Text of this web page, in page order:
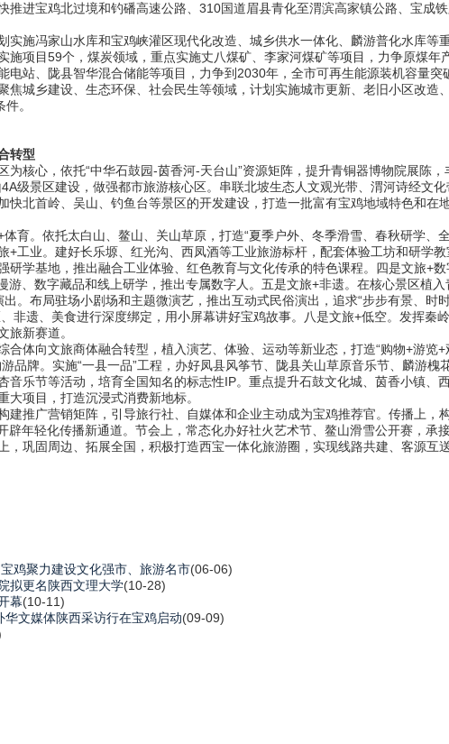
进宝鸡北过境和钓磻高速公路、310国道眉县青化至渭滨高家镇公路、宝成
施冯家山水库和宝鸡峡灌区现代化改造、城乡供水一体化、麟游普化水库等重
项目59个，煤炭领域，重点实施丈八煤矿、李家河煤矿等项目，力争原煤年
电站、陇县智华混合储能等项目，力争到2030年，全市可再生能源装机容量突
城乡建设、生态环保、社会民生等领域，计划实施城市更新、老旧小区改造
。
转型
核心，依托“中华石鼓园-茵香河-天台山”资源矩阵，提升青铜器博物院展陈，
级景区建设，做强都市旅游核心区。串联北坡生态人文观光带、渭河诗经文
快北首岭、吴山、钓鱼台等景区的开发建设，打造一批富有宝鸡地域特色和在
。依托太白山、鳌山、关山草原，打造“夏季户外、冬季滑雪、春秋研学、
+工业。建好长乐塬、红光沟、西凤酒等工业旅游标杆，配套体验工坊和研学
研学基地，推出融合工业体验、红色教育与文化传承的特色课程。四是文旅+数
游、数字藏品和线上研学，推出专属数字人。五是文旅+非遗。在核心景区植
。布局驻场小剧场和主题微演艺，推出互动式民俗演出，追求“步步有景、时
非遗、美食进行深度绑定，用小屏幕讲好宝鸡故事。八是文旅+低空。发挥秦
旅新赛道。
向文旅商体融合转型，植入演艺、体验、运动等新业态，打造“购物+游览+
品牌。实施“一县一品”工程，办好凤县风筝节、陇县关山草原音乐节、麟游
音乐节等活动，培育全国知名的标志性IP。重点提升石鼓文化城、茵香小镇、
大项目，打造沉浸式消费新地标。
推广营销矩阵，引导旅行社、自媒体和企业主动成为宝鸡推荐官。传播上，
辟年轻化传播新通道。节会上，常态化办好社火艺术节、鳌山滑雪公开赛，承
，巩固周边、拓展全国，积极打造西宝一体化旅游圈，实现线路共建、客源互
鸡聚力建设文化强市、旅游名市(06-06)
拟更名陕西文理大学(10-28)
幕(10-11)
华文媒体陕西采访行在宝鸡启动(09-09)